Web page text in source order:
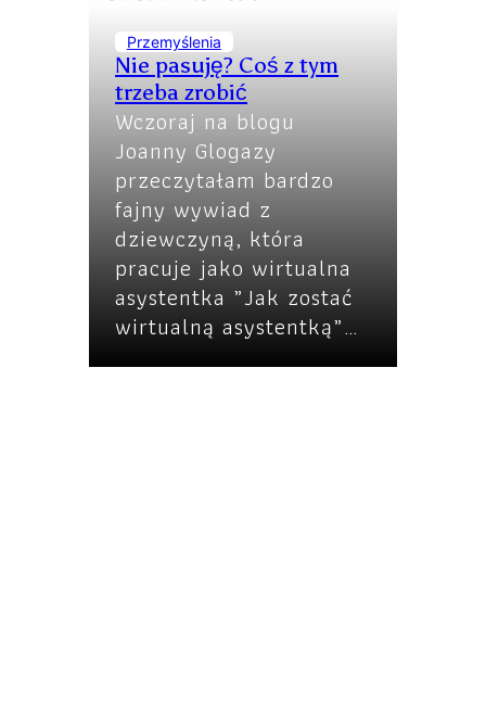
Przemyślenia
Nie pasuję? Coś z tym
trzeba zrobić
Wczoraj na blogu
Joanny Glogazy
przeczytałam bardzo
fajny wywiad z
dziewczyną, która
pracuje jako wirtualna
asystentka „Jak zostać
wirtualną asystentką”…